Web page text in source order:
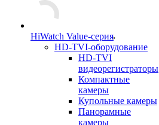
HiWatch Value-серия
HD-TVI-оборудование
HD-TVI
видеорегистраторы
Компактные
камеры
Купольные камеры
Панорамные
камеры